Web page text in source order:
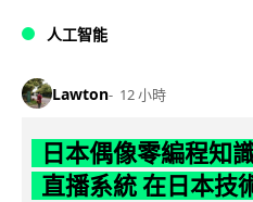
人工智能
Lawton 12 小時
日本偶像零編程知
直播系統 在日本技